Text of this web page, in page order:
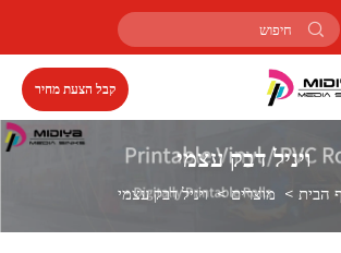
קבל הצעת מחיר
ויניל דבק עצמי
הבית > מוצרים>ויניל דבק עצמי